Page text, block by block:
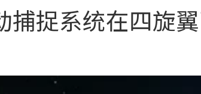
捕捉系统在四旋